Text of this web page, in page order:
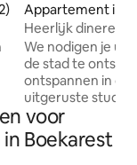
beoordeling
Appartement in
Heerlijk
Gratis
We nodigen je uit
de stad te
ontspannen in dit
uitgeruste
westelijke
Perfect voor
groep van 4 of
voor
Boekarest